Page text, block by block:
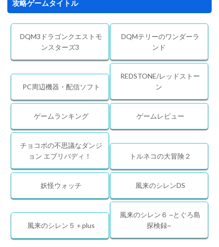
攻略ゲームタイトル
DQM3ドラゴンクエストモ
ンスターズ3
DQMテリーのワンダーラ
ンド
PC周辺機器・配信ソフト
REDSTONE/レッドストー
ン
ゲームランキング ゲームレビュー
チョコボの不思議なダンジ
ョン エブリバディ！
トルネコの大冒険２
妖怪ウォッチ 風来のシレンDS
風来のシレン５＋plus
風来のシレン６ ~とぐろ島
探検録~